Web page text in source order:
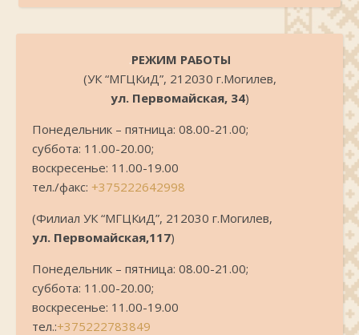
.РЕЖИМ РАБОТЫ
(УК “МГЦКиД”, 212030 г.Могилев,
ул. Первомайская, 34)
Понедельник – пятница: 08.00-21.00;
суббота: 11.00-20.00;
воскресенье: 11.00-19.00
тел./факс: +375222642998
(Филиал УК “МГЦКиД”, 212030 г.Могилев,
ул. Первомайская,117)
Понедельник – пятница: 08.00-21.00;
суббота: 11.00-20.00;
воскресенье: 11.00-19.00
тел.:+375222783849